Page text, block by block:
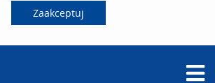
Zaakceptuj